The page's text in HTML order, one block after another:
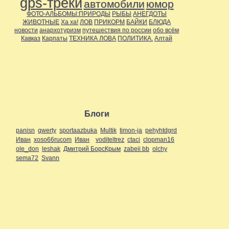
gps-треки автомобили юмор
ФОТО-АЛЬБОМЫ:ПРИРОДЫ РЫБЫ АНЕГДОТЫ
ЖИВОТНЫЕ Ха ха! ЛОВ ПРИКОРМ БАЙКИ БЛЮДА
новости анархотуризм путешествия по россии обо всём
Кавказ Карпаты ТЕХНИКА ЛОВА ПОЛИТИКА. Алтай
Блоги
panisn qwerty sportaazbuka Multik timon-ja pehyhtdgrd
Иван xoso66rucom Иван voditeltrez ctaci clopman16
ole_don leshak Дмитрий БорсКрым zabeii bb olchy
sema72 Svann